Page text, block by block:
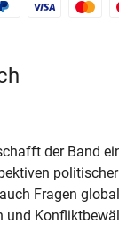
der Band
Fragen
und